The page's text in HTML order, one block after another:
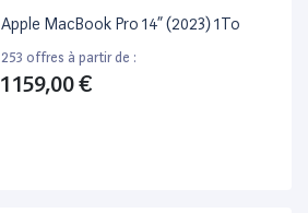
Apple MacBook Pro 14” (2023) 1To
253 offres à partir de :
1 159,00 €